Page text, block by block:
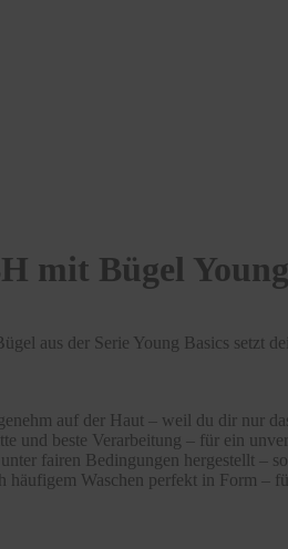
mit Bügel
aus der Serie Young Basics setzt
auf der Haut – weil du dir nur
und beste Verarbeitung – für ein
fairen Bedingungen hergestellt –
häufigem Waschen perfekt in Form –